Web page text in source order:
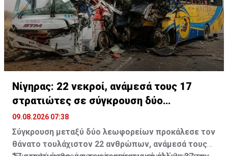
Νίγηρας: 22 νεκροί, ανάμεσά τους 17
στρατιώτες σε σύγκρουση δύο
λεωφορείων
09.08.2026 07:38
Σύγκρουση μεταξύ δύο λεωφορείων προκάλεσε τον
θάνατο τουλάχιστον 22 ανθρώπων, ανάμεσά τους